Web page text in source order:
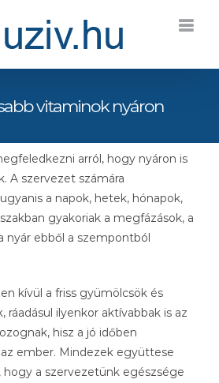
vitaminok nyáron
arról, hogy nyáron is
A szervezet számára
a napok, hetek, hónapok,
gyakoriak a megfázások, a
nyár ebből a szempontból
kívül a friss gyümölcsök és
ráadásul ilyenkor aktívabbak is az
hisz a jó időben
ember. Mindezek együttese
hogy a szervezetünk egészsége